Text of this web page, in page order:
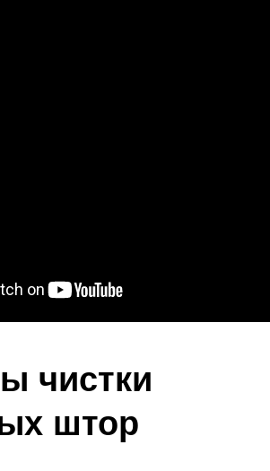
чистки
штор